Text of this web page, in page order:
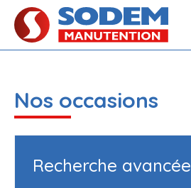
Nos occasions
Recherche avancée